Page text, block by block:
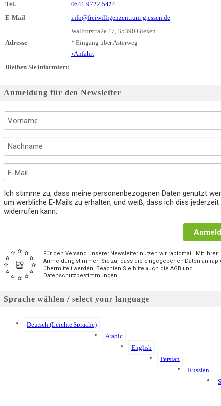
Tel.
0641 9722 5424
E-Mail
info@freiwilligenzentrum-giessen.de
Adresse
Walltorstraße 17, 35390 Gießen
* Eingang über Asterweg
› Anfahrt
Bleiben Sie informiert:
Anmeldung für den Newsletter
Ich stimme zu, dass meine personenbezogenen Daten genutzt
um werbliche E-Mails zu erhalten, und weiß, dass ich dies jederzeit
widerrufen kann.
Für den Versand unserer Newsletter nutzen wir rapidmail. Mit Ihrer
Anmeldung stimmen Sie zu, dass die eingegebenen Daten an
übermittelt werden. Beachten Sie bitte auch die AGB und
Datenschutzbestimmungen.
Sprache wählen / select your language
Deutsch (Leichte Sprache)
Arabic
English
Persian
Russian